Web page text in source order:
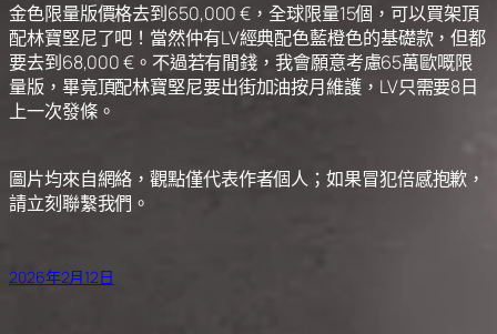
金色限量版價格去到650,000 €，全球限量15個，可以買架頂
配林寶堅尼了吧！當然仲有LV經典配色藍橙色的基礎款，但都
要去到68,000 €。不過若有閒錢，我會願意考慮65萬歐嘅限
量版，畢竟頂配林寶堅尼要出街加油按月維護，LV只需要8日
上一次發條。
圖片均來自網絡，觀點僅代表作者個人；如果冒犯倍感抱歉，
請立刻聯繫我們。
2026年2月12日